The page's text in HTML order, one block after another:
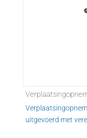
uitgevoerd met